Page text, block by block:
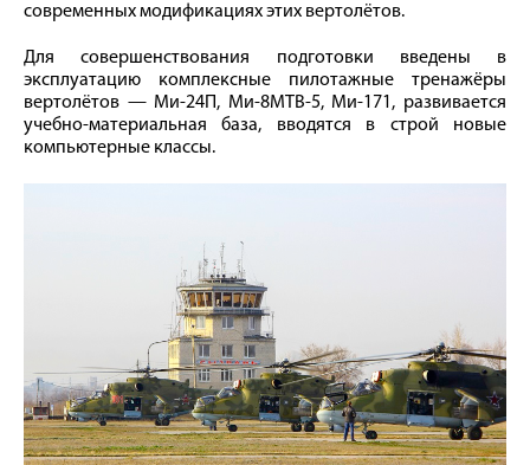
современных модификациях этих вертолётов.
Для совершенствования подготовки введены в
эксплуатацию комплексные пилотажные тренажёры
вертолётов — Ми-24П, Ми-8МТВ-5, Ми-171, развивается
учебно-материальная база, вводятся в строй новые
компьютерные классы.